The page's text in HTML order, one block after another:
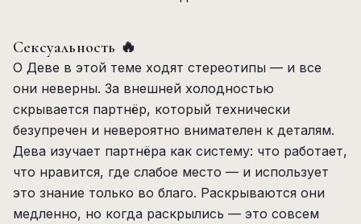
Сексуальность 🔥
О Деве в этой теме ходят стереотипы — и все
они неверны. За внешней холодностью
скрывается партнёр, который технически
безупречен и невероятно внимателен к деталям.
Дева изучает партнёра как систему: что работает,
что нравится, где слабое место — и использует
это знание только во благо. Раскрываются они
медленно, но когда раскрылись — это совсем